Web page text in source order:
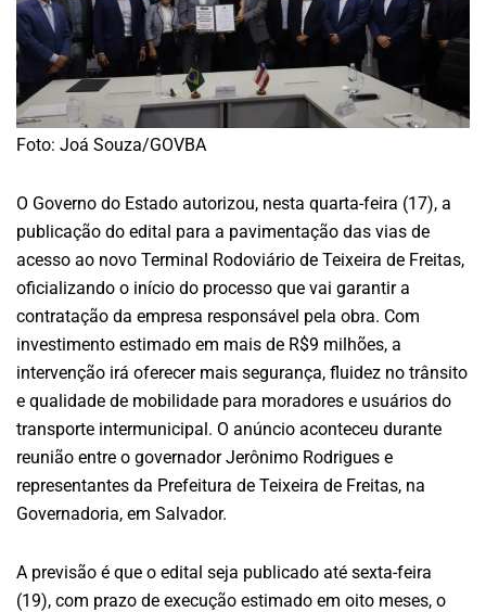
Foto: Joá Souza/GOVBA
O Governo do Estado autorizou, nesta quarta-feira (17), a
publicação do edital para a pavimentação das vias de
acesso ao novo Terminal Rodoviário de Teixeira de Freitas,
oficializando o início do processo que vai garantir a
contratação da empresa responsável pela obra. Com
investimento estimado em mais de R$9 milhões, a
intervenção irá oferecer mais segurança, fluidez no trânsito
e qualidade de mobilidade para moradores e usuários do
transporte intermunicipal. O anúncio aconteceu durante
reunião entre o governador Jerônimo Rodrigues e
representantes da Prefeitura de Teixeira de Freitas, na
Governadoria, em Salvador.
A previsão é que o edital seja publicado até sexta-feira
(19), com prazo de execução estimado em oito meses, o